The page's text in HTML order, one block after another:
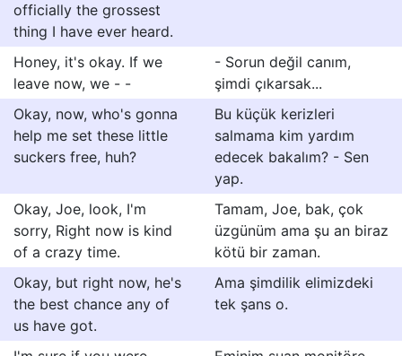
officially the grossest
thing I have ever heard.
Honey, it's okay. If we
leave now, we - -
- Sorun değil canım,
şimdi çıkarsak...
Okay, now, who's gonna
help me set these little
suckers free, huh?
Bu küçük kerizleri
salmama kim yardım
edecek bakalım? - Sen
yap.
Okay, Joe, look, I'm
sorry, Right now is kind
of a crazy time.
Tamam, Joe, bak, çok
üzgünüm ama şu an biraz
kötü bir zaman.
Okay, but right now, he's
the best chance any of
us have got.
Ama şimdilik elimizdeki
tek şans o.